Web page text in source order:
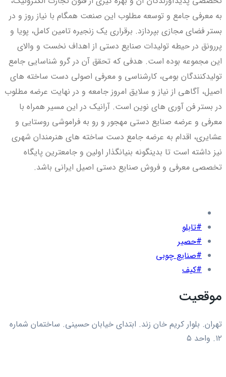
به معرفی جامع و توسعه مطلوب این صنعت همگام با نیاز روز و در
بستر فضای مجازی بپردازد. برقراری یک زنجیره تامین کامل، پویا و
پررونق در حیطه تولیدات صنایع دستی از اهداف نخست و والای
این مجموعه بوده است. هدفی که تحقق آن در گرو شناسایی جامع
تولیدکنندگان بومی، کارشناسی و معرفی اصولی دست ساخته­ های
اصیل، آگاهی از نیاز و سلایق امروز جامعه و در نهایت عرضه مطلوب
در بستر فن ­آوری­ های نوین است. آرانیک در این مسیر همراه با
معرفی و عرضه صنایع دستی مهجور و رو به فراموشی روستایی و
عشایری، اقدام به عرضه جامع دست ­ساخته­ های هنرمندان شهری
نیز داشته است تا بدین­گونه بنیانگذار اولین و جامع­ترین پایگاه
تخصصی معرفی و فروش صنایع دستی اصیل ایرانی باشد.
#تابلو
#حصیر
#صنایع چوبی
#کیف
موقعیت
تهران. بلوار کریم خان زند. ابتدای خیابان حسینی. ساختمان شماره
۱۲. واحد ۵